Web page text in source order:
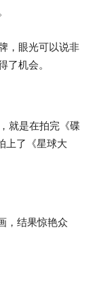
，眼光可以说非
了机会。
就是在拍完《碟
上了《星球大
，结果惊艳众